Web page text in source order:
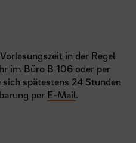
in der Regel
im Büro B 106 oder per
spätestens 24 Stunden
per E-Mail.